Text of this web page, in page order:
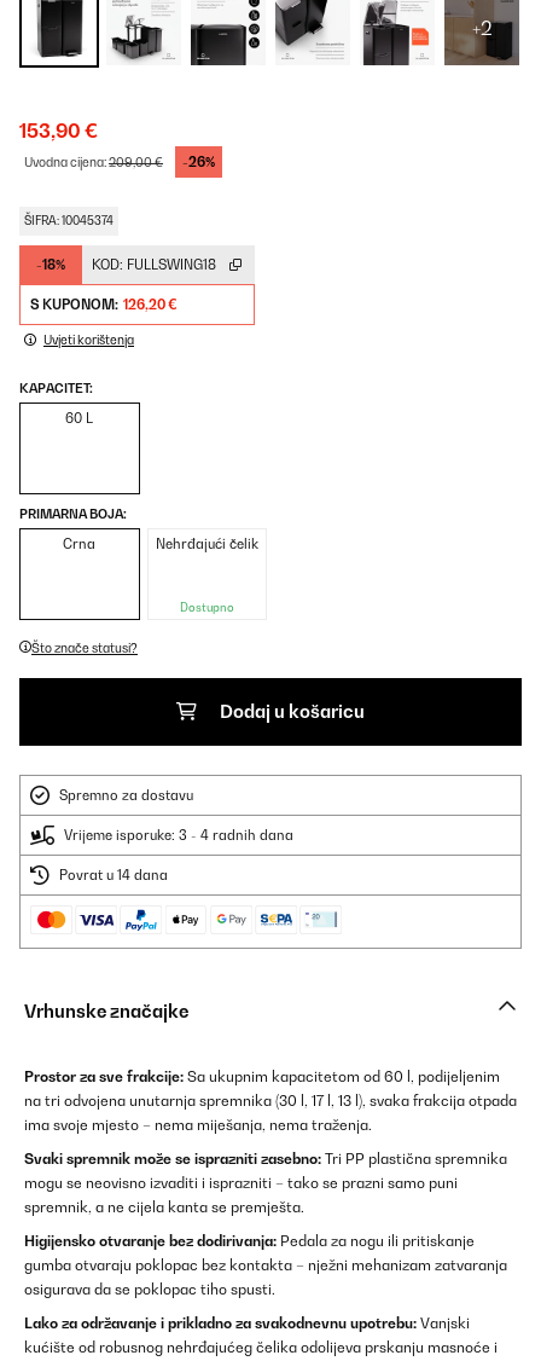
+2
153,90 €
Uvodna cijena:209,00 € -26%
ŠIFRA: 10045374
-18% KOD: FULLSWING18
S KUPONOM: 126,20 €
Uvjeti korištenja
KAPACITET:
60 L
PRIMARNA BOJA:
Crna Nehrđajući čelik
Dostupno
Što znače statusi?
Dodaj u košaricu
Spremno za dostavu
Vrijeme isporuke: 3 - 4 radnih dana
Povrat u 14 dana
Vrhunske značajke
Prostor za sve frakcije: Sa ukupnim kapacitetom od 60 l, podijeljenim
na tri odvojena unutarnja spremnika (30 l, 17 l, 13 l), svaka frakcija otpada
ima svoje mjesto – nema miješanja, nema traženja.
Svaki spremnik može se isprazniti zasebno: Tri PP plastična spremnika
mogu se neovisno izvaditi i isprazniti – tako se prazni samo puni
spremnik, a ne cijela kanta se premješta.
Higijensko otvaranje bez dodirivanja: Pedala za nogu ili pritiskanje
gumba otvaraju poklopac bez kontakta – nježni mehanizam zatvaranja
osigurava da se poklopac tiho spusti.
Lako za održavanje i prikladno za svakodnevnu upotrebu: Vanjski
kućište od robusnog nehrđajućeg čelika odolijeva prskanju masnoće i